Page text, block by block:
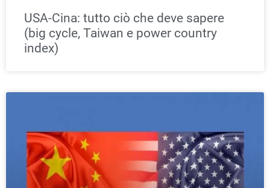
USA-Cina: tutto ciò che deve sapere
(big cycle, Taiwan e power country
index)